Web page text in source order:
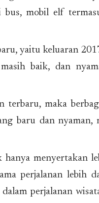
mobil elf
yaitu keluaran
baik, dan
terbaru, maka
baru dan nyaman,
hanya menyertakan
perjalanan lebih
perjalanan